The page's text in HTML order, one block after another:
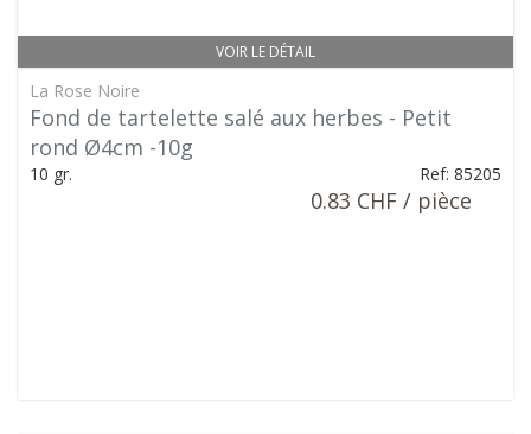
VOIR LE DÉTAIL
La Rose Noire
Fond de tartelette salé aux herbes - Petit
rond Ø4cm -10g
10 gr. Ref: 85205
0.83 CHF / pièce